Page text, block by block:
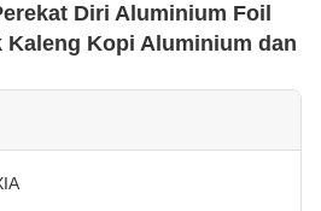
Diri Aluminium Foil
Kopi Aluminium dan